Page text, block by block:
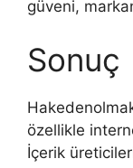
güveni,
Sonuç
özellikle
İçerik